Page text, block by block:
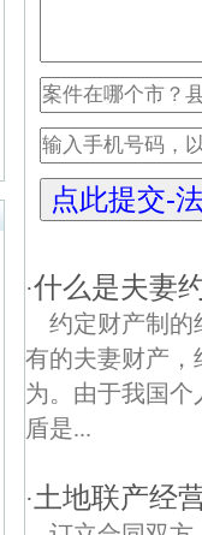
·什么是夫妻
约定财产制的
有的夫妻财产，
为。由于我国
盾是...
·土地联产经